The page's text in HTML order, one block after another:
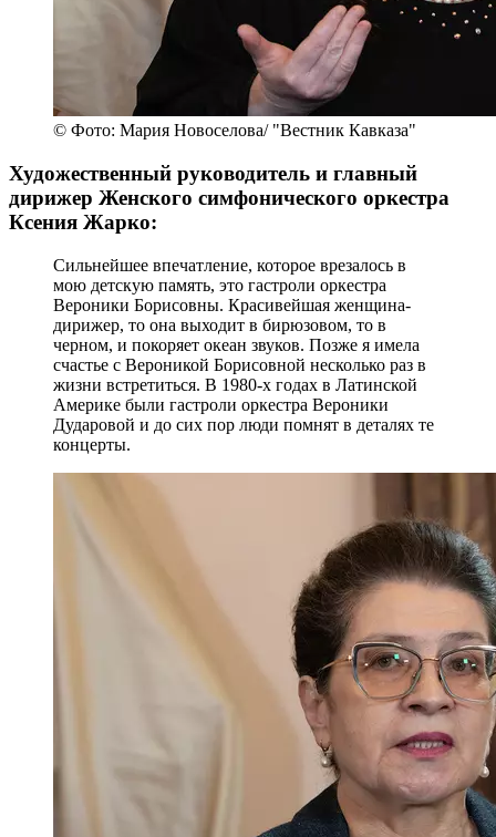
© Фото: Мария Новоселова/ "Вестник Кавказа"
Художественный руководитель и главный
дирижер Женского симфонического оркестра
Ксения Жарко:
Сильнейшее впечатление, которое врезалось в
мою детскую память, это гастроли оркестра
Вероники Борисовны. Красивейшая женщина-
дирижер, то она выходит в бирюзовом, то в
черном, и покоряет океан звуков. Позже я имела
счастье с Вероникой Борисовной несколько раз в
жизни встретиться. В 1980-х годах в Латинской
Америке были гастроли оркестра Вероники
Дударовой и до сих пор люди помнят в деталях те
концерты.